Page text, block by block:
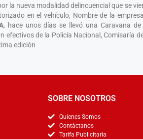
la nueva modalidad delincuencial que se
en el vehículo, Nombre de la
, hace unos días se llevó una Caravana
de la Policía Nacional, Comisaría
edición
SOBRE NOSOTROS
Quienes Somos
Contáctanos
Tarifa Publicitaria